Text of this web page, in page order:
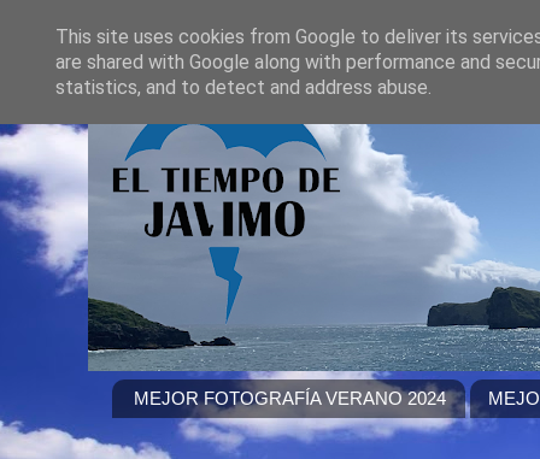
MEJOR FOTOGRAFÍA VERANO 2024
This site uses cookies from Google to deliver its
are shared with Google along with performance and
statistics, and to detect and address abuse.